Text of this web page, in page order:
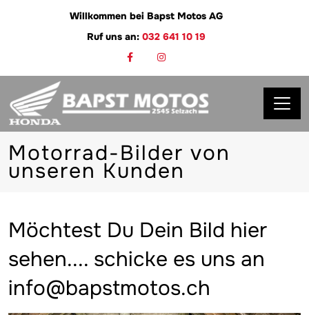
Willkommen bei Bapst Motos AG
Ruf uns an: 032 641 10 19
Motorrad-Bilder von
unseren Kunden
Möchtest Du Dein Bild hier
sehen.... schicke es uns an
info@bapstmotos.ch